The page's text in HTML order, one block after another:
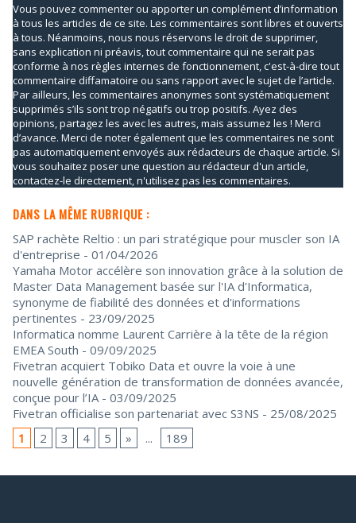
Vous pouvez commenter ou apporter un complément d’information
à tous les articles de ce site. Les commentaires sont libres et ouverts
à tous. Néanmoins, nous nous réservons le droit de supprimer,
sans explication ni préavis, tout commentaire qui ne serait pas
conforme à nos règles internes de fonctionnement, c'est-à-dire tout
commentaire diffamatoire ou sans rapport avec le sujet de l’article.
Par ailleurs, les commentaires anonymes sont systématiquement
supprimés s’ils sont trop négatifs ou trop positifs. Ayez des
opinions, partagez les avec les autres, mais assumez les ! Merci
d’avance. Merci de noter également que les commentaires ne sont
pas automatiquement envoyés aux rédacteurs de chaque article. Si
vous souhaitez poser une question au rédacteur d'un article,
contactez-le directement, n'utilisez pas les commentaires.
DANS LA MÊME RUBRIQUE :
SAP rachète Reltio : un pari stratégique pour muscler son IA
d'entreprise - 01/04/2026
Yamaha Motor accélère son innovation grâce à la solution de
Master Data Management basée sur l'IA d'Informatica,
synonyme de fiabilité des données et d'informations
pertinentes - 23/09/2025
Informatica nomme Laurent Carrière à la tête de la région
EMEA South - 09/09/2025
Fivetran acquiert Tobiko Data et ouvre la voie à une
nouvelle génération de transformation de données avancée,
conçue pour l’IA - 03/09/2025
Fivetran officialise son partenariat avec S3NS - 25/08/2025
1
2 3 4 5 » ... 189